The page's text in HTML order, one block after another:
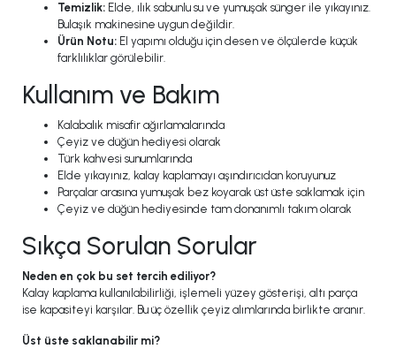
Temizlik: Elde, ılık sabunlu su ve yumuşak sünger ile yıkayınız.
Bulaşık makinesine uygun değildir.
Ürün Notu: El yapımı olduğu için desen ve ölçülerde küçük
farklılıklar görülebilir.
Kullanım ve Bakım
Kalabalık misafir ağırlamalarında
Çeyiz ve düğün hediyesi olarak
Türk kahvesi sunumlarında
Elde yıkayınız, kalay kaplamayı aşındırıcıdan koruyunuz
Parçalar arasına yumuşak bez koyarak üst üste saklamak için
Çeyiz ve düğün hediyesinde tam donanımlı takım olarak
Sıkça Sorulan Sorular
Neden en çok bu set tercih ediliyor?
Kalay kaplama kullanılabilirliği, işlemeli yüzey gösterişi, altı parça
ise kapasiteyi karşılar. Bu üç özellik çeyiz alımlarında birlikte aranır.
Üst üste saklanabilir mi?